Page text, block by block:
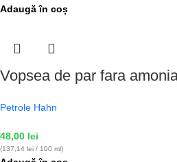
Adaugă în coș
Vopsea de par fara
Petrole Hahn
48,00 lei
(137,14 lei / 100 ml)